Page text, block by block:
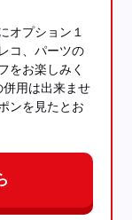
オプション１
コ、パーツの
をお楽しみく
用は出来ませ
ンを見たとお